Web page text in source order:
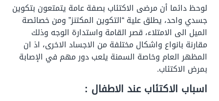
لوحظ دائما أن مرضى الاكتئاب بصفة عامة يتمتعون بتكوين
جسدي واحد، يطلق علية “التكوين المكتنز” ومن خصائصة
الميل الى الامتلاء، قصر القامة واستدارة الوجه وذلك
مقارنة بانواع واشكال مختلفة من الاجساد الاخرى، اذ ان
المظهر العام وخاصة السمنة يلعب دور مهم في الإصابة
بمرض الاكتئاب.
اسباب الاكتئاب عند الاطفال :